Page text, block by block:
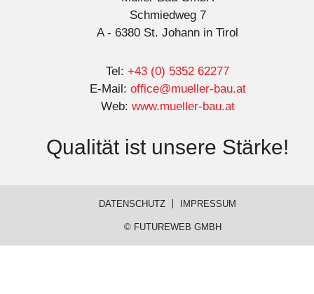
Schmiedweg 7
A - 6380 St. Johann in Tirol
Tel: +43 (0) 5352 62277
E-Mail: office@mueller-bau.at
Web: www.mueller-bau.at
Qualität ist unsere Stärke!
DATENSCHUTZ IMPRESSUM
© FUTUREWEB GMBH